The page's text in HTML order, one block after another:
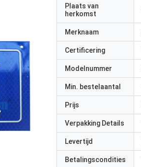
Plaats van
herkomst
Merknaam
Certificering
Modelnummer
Min. bestelaantal
Prijs
Verpakking Details
Levertijd
Betalingscondities